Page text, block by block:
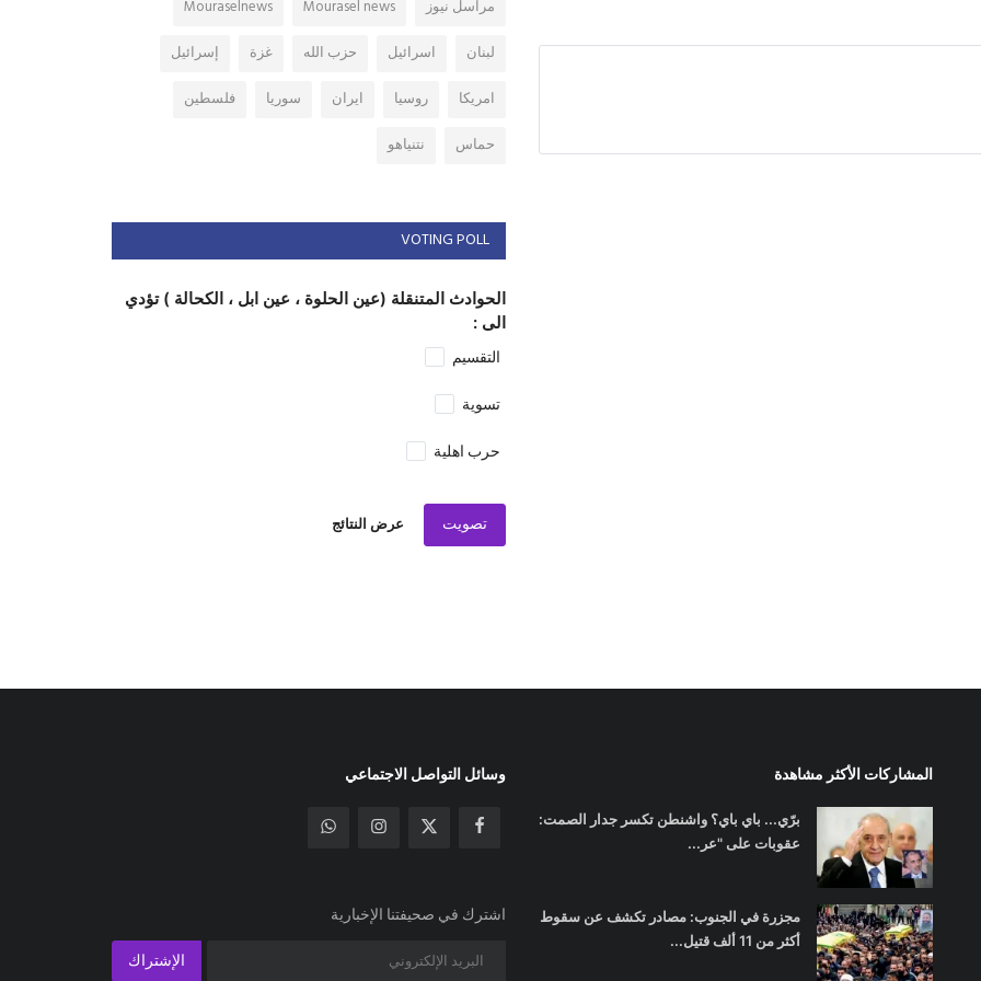
مراسل نيوز Mourasel news
Mouraselnews
لبنان
اسرائيل حزب الله غزة
إسرائيل
امريكا
روسيا ايران سوريا
فلسطين
حماس
نتنياهو
VOTING POLL
الحوادث المتنقلة (عين الحلوة ، عين ابل ، الكحالة ) تؤدي
الى :
التقسيم
تسوية
حرب اهلية
تصويت عرض النتائج
المشاركات الأكثر مشاهدة
برّي... باي باي؟ واشنطن تكسر جدار الصمت:
عقوبات على "عر...
مجزرة في الجنوب: مصادر تكشف عن سقوط
أكثر من 11 ألف قتيل...
وسائل التواصل الاجتماعي
اشترك في صحيفتنا الإخبارية
الإشتراك